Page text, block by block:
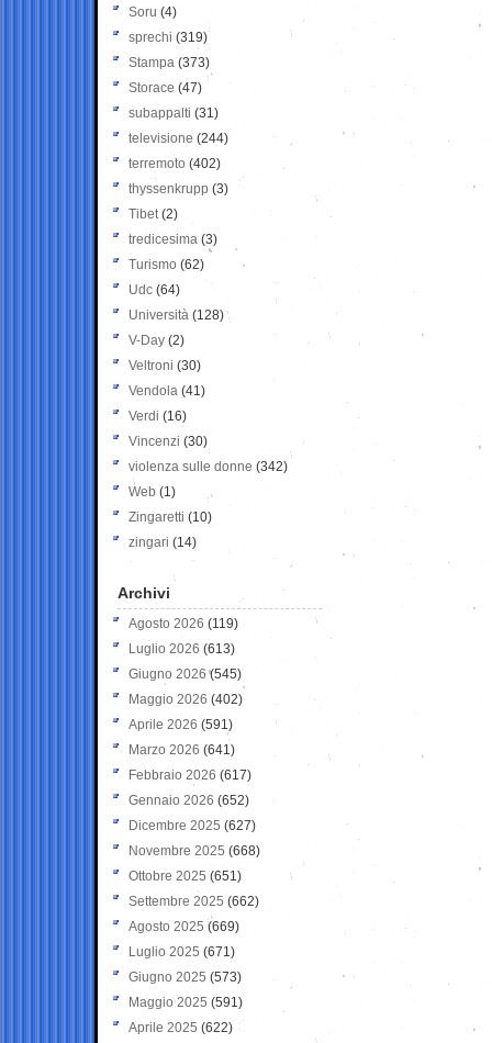
Soru (4)
sprechi (319)
Stampa (373)
Storace (47)
subappalti (31)
televisione(244)
terremoto (402)
thyssenkrupp (3)
Tibet(2)
tredicesima (3)
Turismo (62)
Udc (64)
Università (128)
V-Day (2)
Veltroni (30)
Vendola (41)
Verdi (16)
Vincenzi (30)
violenza sulle donne (342)
Web (1)
Zingaretti (10)
zingari (14)
Archivi
Agosto 2026 (119)
Luglio 2026 (613)
Giugno 2026 (545)
Maggio 2026 (402)
Aprile 2026 (591)
Marzo 2026 (641)
Febbraio 2026 (617)
Gennaio 2026 (652)
Dicembre 2025 (627)
Novembre 2025 (668)
Ottobre 2025 (651)
Settembre 2025 (662)
Agosto 2025 (669)
Luglio 2025 (671)
Giugno 2025 (573)
Maggio 2025 (591)
Aprile 2025 (622)